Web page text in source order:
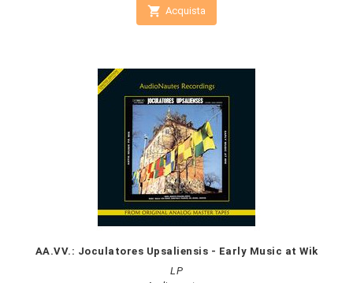
 Acquista
AA.VV.: Joculatores Upsaliensis - Early Music at Wik
LP